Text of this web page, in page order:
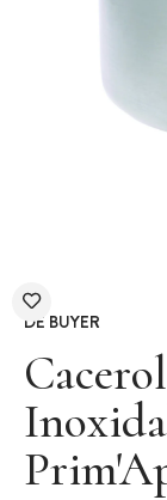
DE BUYER